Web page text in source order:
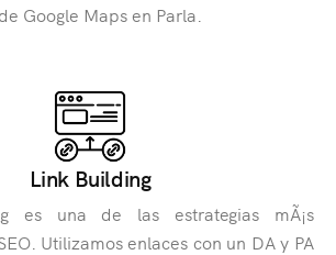
Google Maps en Parla.
Link Building
es una de las estrategias mÃ¡s
Utilizamos enlaces con un DA y PA